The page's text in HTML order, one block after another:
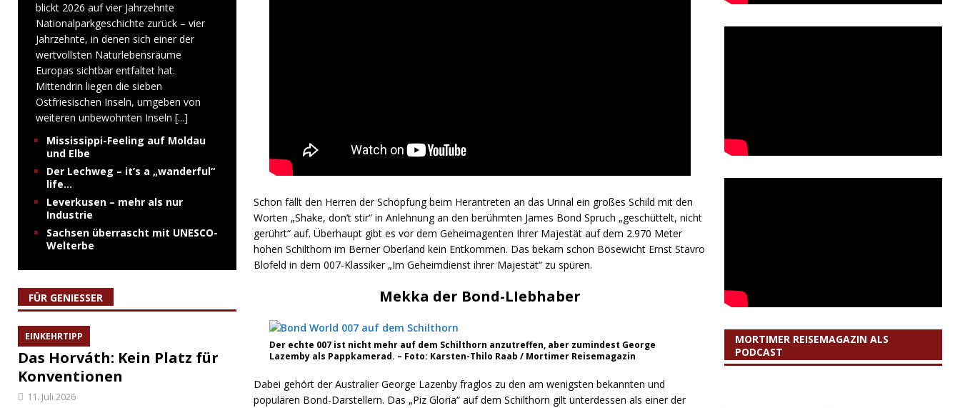
Schon fällt den Herren der Schöpfung beim Herantreten an das Urinal ein großes Schild mit den
Worten „Shake, don’t stir“ in Anlehnung an den berühmten James Bond Spruch „geschüttelt, nicht
gerührt“ auf. Überhaupt gibt es vor dem Geheimagenten Ihrer Majestät auf dem 2.970 Meter
hohen Schilthorn im Berner Oberland kein Entkommen. Das bekam schon Bösewicht Ernst Stavro
Blofeld in dem 007-Klassiker „Im Geheimdienst ihrer Majestät“ zu spüren.
Mekka der Bond-LIebhaber
Der echte 007 ist nicht mehr auf dem Schilthorn anzutreffen, aber zumindest George
Lazemby als Pappkamerad. – Foto: Karsten-Thilo Raab / Mortimer Reisemagazin
Dabei gehört der Australier George Lazenby fraglos zu den am wenigsten bekannten und
populären Bond-Darstellern. Das „Piz Gloria“ auf dem Schilthorn gilt unterdessen als einer der
blickt 2026 auf vier Jahrzehnte
Nationalparkgeschichte zurück – vier
Jahrzehnte, in denen sich einer der
wertvollsten Naturlebensräume
Europas sichtbar entfaltet hat.
Mittendrin liegen die sieben
Ostfriesischen Inseln, umgeben von
weiteren unbewohnten Inseln [...]
Mississippi-Feeling auf Moldau
und Elbe
Der Lechweg – it’s a „wanderful“
life…
Leverkusen – mehr als nur
Industrie
Sachsen überrascht mit UNESCO-
Welterbe
FÜR GENIESSER
EINKEHRTIPP
Das Horváth: Kein Platz für
Konventionen
11. Juli 2026
MORTIMER REISEMAGAZIN ALS
PODCAST